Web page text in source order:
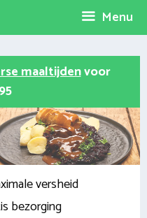
Menu
maaltijdenvoor
versheid
bezorging